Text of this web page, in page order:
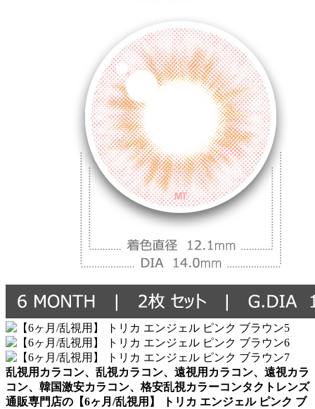
乱視用カラコン、乱視カラコン、遠視用カラコン、遠視カラ
コン、韓国激安カラコン、格安乱視カラーコンタクトレンズ
通販専門店の【6ヶ月/乱視用】 トリカ エンジェル ピンク ブ